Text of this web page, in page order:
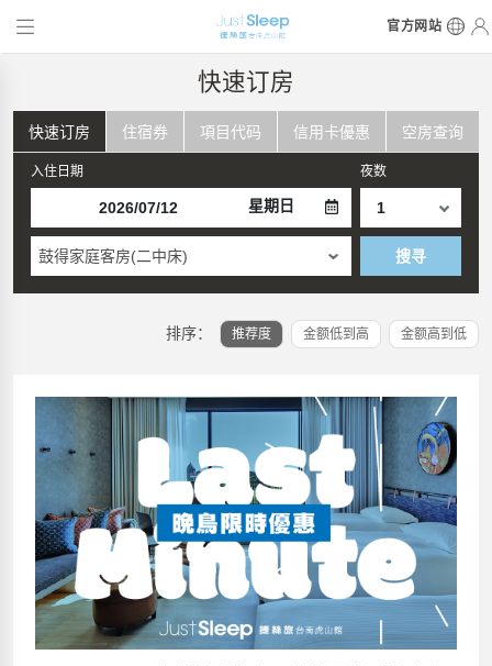
官方网站
快速订房
快速订房 住宿券 項目代码 信用卡優惠 空房查询
入住日期
星期日
夜数
鼓得家庭客房(二中床) 搜寻
排序： 推荐度 金额低到高 金额高到低